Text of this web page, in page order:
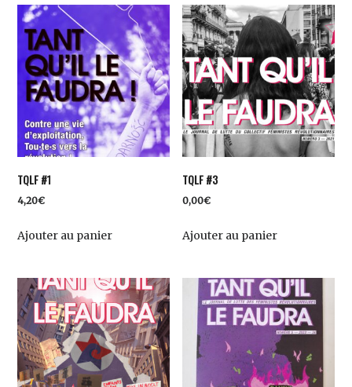
TQLF #1
4,20€
Ajouter au panier
TQLF #3
0,00€
Ajouter au panier